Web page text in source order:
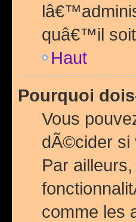
quâ€™il
Haut
Pourquoi
Vous
dÃ©cider si
Par
comme les